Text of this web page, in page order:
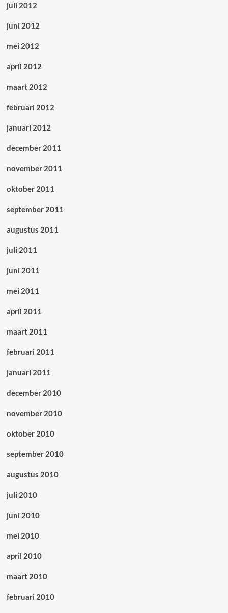
juli 2012
juni 2012
mei 2012
april 2012
maart 2012
februari 2012
januari 2012
december 2011
november 2011
oktober 2011
september 2011
augustus 2011
juli 2011
juni 2011
mei 2011
april 2011
maart 2011
februari 2011
januari 2011
december 2010
november 2010
oktober 2010
september 2010
augustus 2010
juli 2010
juni 2010
mei 2010
april 2010
maart 2010
februari 2010